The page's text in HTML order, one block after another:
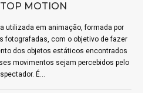
MOTION
utilizada em animação, formada por
fotografadas, com o objetivo de fazer
dos objetos estáticos encontrados
movimentos sejam percebidos pelo
É...